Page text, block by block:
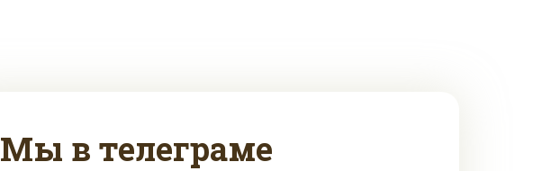
Мы в телеграме